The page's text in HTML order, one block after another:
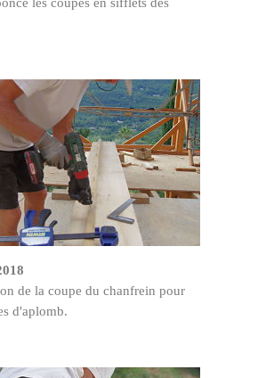
de la coupe du chanfrein pour
d'aplomb.